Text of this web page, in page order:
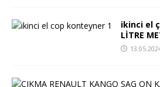
ikinci el
LİTRE